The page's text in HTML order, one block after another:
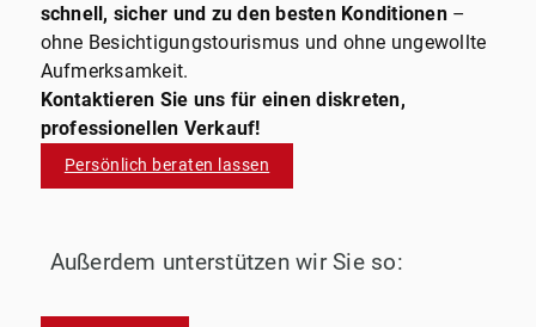
schnell, sicher und zu den besten Konditionen–
ohne Besichtigungstourismus und ohne ungewollte
Aufmerksamkeit.
Kontaktieren Sie uns für einen diskreten,
professionellen Verkauf!
Persönlich beraten lassen
Außerdem unterstützen wir Sie so: